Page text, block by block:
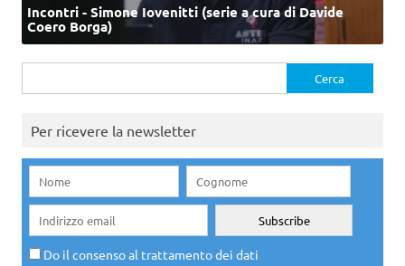
Incontri - Simone Iovenitti (serie a cura di Davide
Coero Borga)
per:
Per ricevere la newsletter
Do il consenso al trattamento dei dati